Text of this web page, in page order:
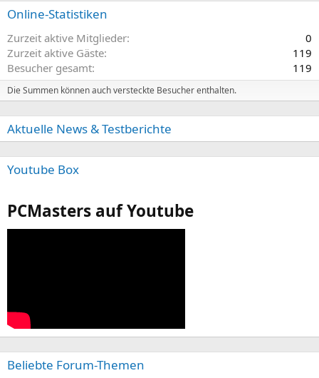
Online-Statistiken
Zurzeit aktive Mitglieder
0
Zurzeit aktive Gäste
119
Besucher gesamt
119
Die Summen können auch versteckte Besucher enthalten.
Aktuelle News & Testberichte
Youtube Box
PCMasters auf Youtube
Beliebte Forum-Themen